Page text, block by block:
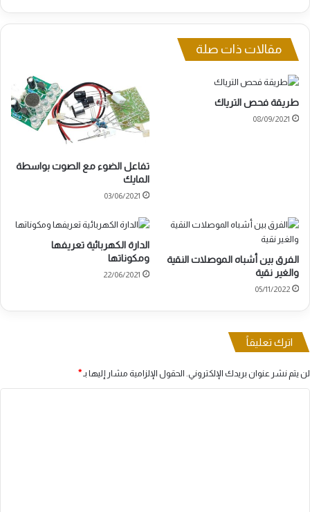
مقالات ذات صلة
طريقة فحص الترياك
08/09/2021
تفاعل الضوء مع الصوت بواسطة
المايك
03/06/2021
الفرق بين أشباه الموصلات النقية
والغير نقية
05/11/2022
الدارة الكهربائية تعريفها
ومكوناتها
22/06/2021
اترك تعليقاً
لن يتم نشر عنوان بريدك الإلكتروني. الحقول الإلزامية مشار إليها بـ*